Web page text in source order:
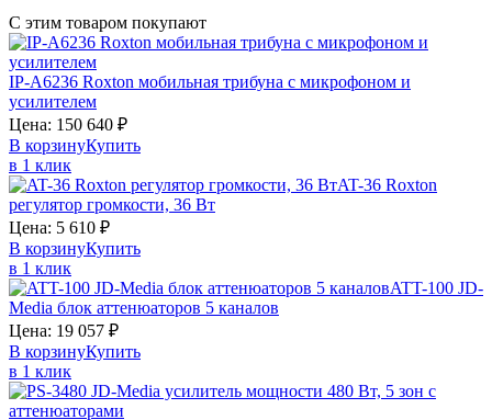
С этим товаром покупают
IP-A6236 Roxton мобильная трибуна с микрофоном и
усилителем
Цена: 150 640 ₽
В корзинуКупить
в 1 клик
AT-36 Roxton
регулятор громкости, 36 Вт
Цена: 5 610 ₽
В корзинуКупить
в 1 клик
ATT-100 JD-
Media блок аттенюаторов 5 каналов
Цена: 19 057 ₽
В корзинуКупить
в 1 клик